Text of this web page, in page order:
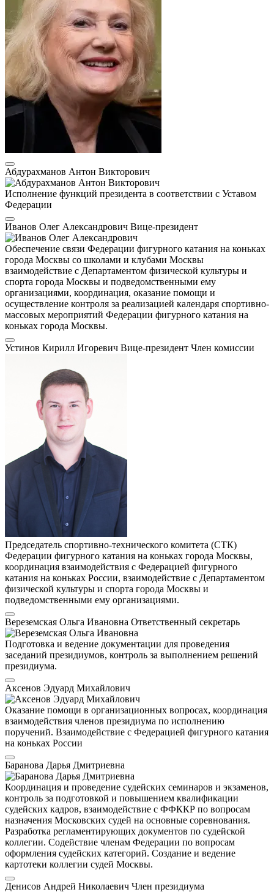
Абдурахманов Антон Викторович
Исполнение функций президента в соответствии с Уставом
Федерации
Иванов Олег Александрович Вице-президент
Обеспечение связи Федерации фигурного катания на коньках
города Москвы со школами и клубами Москвы
взаимодействие с Департаментом физической культуры и
спорта города Москвы и подведомственными ему
организациями, координация, оказание помощи и
осуществление контроля за реализацией календаря спортивно-
массовых мероприятий Федерации фигурного катания на
коньках города Москвы.
Устинов Кирилл Игоревич Вице-президент Член комиссии
Председатель спортивно-технического комитета (СТК)
Федерации фигурного катания на коньках города Москвы,
координация взаимодействия с Федерацией фигурного
катания на коньках России, взаимодействие с Департаментом
физической культуры и спорта города Москвы и
подведомственными ему организациями.
Вереземская Ольга Ивановна Ответственный секретарь
Подготовка и ведение документации для проведения
заседаний президиумов, контроль за выполнением решений
президиума.
Аксенов Эдуард Михайлович
Оказание помощи в организационных вопросах, координация
взаимодействия членов президиума по исполнению
поручений. Взаимодействие с Федерацией фигурного катания
на коньках России
Баранова Дарья Дмитриевна
Координация и проведение судейских семинаров и экзаменов,
контроль за подготовкой и повышением квалификации
судейских кадров, взаимодействие с ФФККР по вопросам
назначения Московских судей на основные соревнования.
Разработка регламентирующих документов по судейской
коллегии. Содействие членам Федерации по вопросам
оформления судейских категорий. Создание и ведение
картотеки коллегии судей Москвы.
Денисов Андрей Николаевич Член президиума